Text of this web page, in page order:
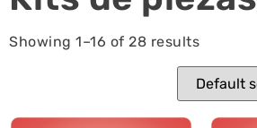
Showing 1–16 of 28 results